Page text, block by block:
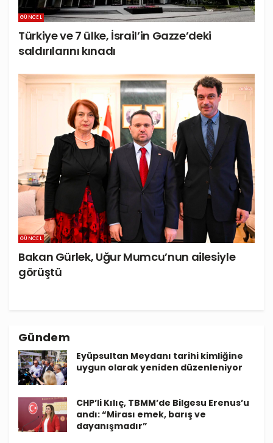
GÜNCEL
Türkiye ve 7 ülke, İsrail’in Gazze’deki
saldırılarını kınadı
GÜNCEL
Bakan Gürlek, Uğur Mumcu’nun ailesiyle
görüştü
Gündem
Eyüpsultan Meydanı tarihi kimliğine
uygun olarak yeniden düzenleniyor
CHP’li Kılıç, TBMM’de Bilgesu Erenus’u
andı: “Mirası emek, barış ve
dayanışmadır”